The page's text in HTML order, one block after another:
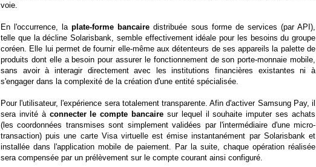
voie.
En l'occurrence, laplate-forme bancaire distribuée sous forme de services (par API),
telle que la décline Solarisbank, semble effectivement idéale pour les besoins du groupe
coréen. Elle lui permet de fournir elle-même aux détenteurs de ses appareils la palette de
produits dont elle a besoin pour assurer le fonctionnement de son porte-monnaie mobile,
sans avoir à interagir directement avec les institutions financières existantes ni à
s'engager dans la complexité de la création d'une entité spécialisée.
Pour l'utilisateur, l'expérience sera totalement transparente. Afin d'activer Samsung Pay, il
sera invité à connecter le compte bancaire sur lequel il souhaite imputer ses achats
(les coordonnées transmises sont simplement validées par l'intermédiaire d'une micro-
transaction) puis une carte Visa virtuelle est émise instantanément par Solarisbank et
installée dans l'application mobile de paiement. Par la suite, chaque opération réalisée
sera compensée par un prélèvement sur le compte courant ainsi configuré.